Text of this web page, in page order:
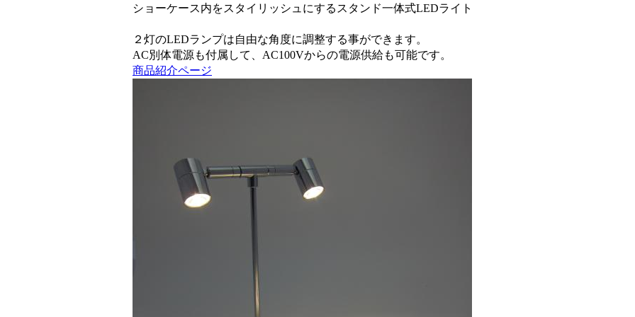
ショーケース内をスタイリッシュにするスタンド一体式LEDライト
２灯のLEDランプは自由な角度に調整する事ができます。
AC別体電源も付属して、AC100Vからの電源供給も可能です。
商品紹介ページ